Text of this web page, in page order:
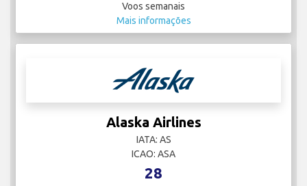
Voos semanais
Mais informações
Alaska Airlines
IATA: AS
ICAO: ASA
28